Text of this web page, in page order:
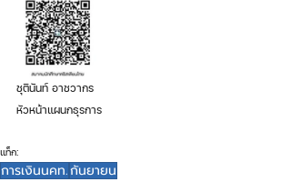
ชุตินันท์ อาชวากร
หัวหน้าแผนกธุรการ
แท็ก:
การเงินนคท.กันยายน